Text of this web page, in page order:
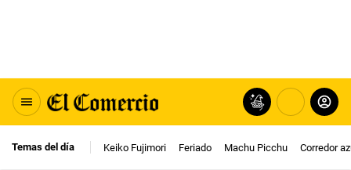
Temas del día Keiko Fujimori Feriado Machu Picchu Corredor